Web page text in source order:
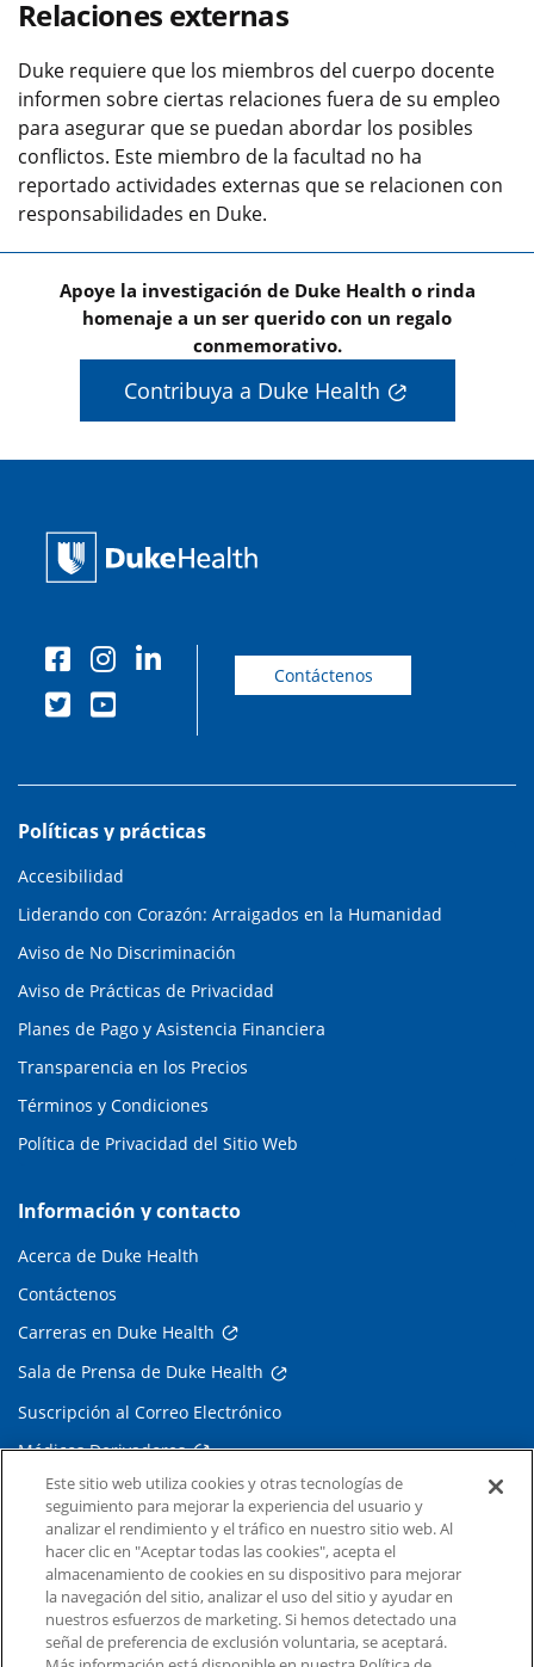
Relaciones externas
Duke requiere que los miembros del cuerpo docente
informen sobre ciertas relaciones fuera de su empleo
para asegurar que se puedan abordar los posibles
conflictos. Este miembro de la facultad no ha
reportado actividades externas que se relacionen con
responsabilidades en Duke.
Apoye la investigación de Duke Health o rinda
homenaje a un ser querido con un regalo
conmemorativo.
Contribuya a Duke Health
Contáctenos
Políticas y prácticas
Accesibilidad
Liderando con Corazón: Arraigados en la Humanidad
Aviso de No Discriminación
Aviso de Prácticas de Privacidad
Planes de Pago y Asistencia Financiera
Transparencia en los Precios
Términos y Condiciones
Política de Privacidad del Sitio Web
Información y contacto
Acerca de Duke Health
Contáctenos
Carreras en Duke Health
Sala de Prensa de Duke Health
Suscripción al Correo Electrónico
Médicos Derivadores
Enlaces relacionados
Duke Cancer Institute
Duke Children's
Duke School of Medicine
Este sitio web utiliza cookies y otras tecnologías de
seguimiento para mejorar la experiencia del usuario y
analizar el rendimiento y el tráfico en nuestro sitio web. Al
hacer clic en "Aceptar todas las cookies", acepta el
almacenamiento de cookies en su dispositivo para mejorar
la navegación del sitio, analizar el uso del sitio y ayudar en
nuestros esfuerzos de marketing. Si hemos detectado una
señal de preferencia de exclusión voluntaria, se aceptará.